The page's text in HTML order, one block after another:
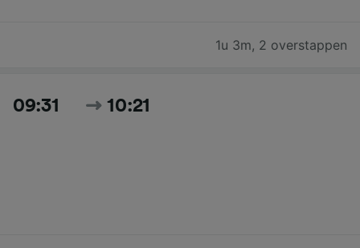
1u 3m, 2 overstappen
09:31 10:21